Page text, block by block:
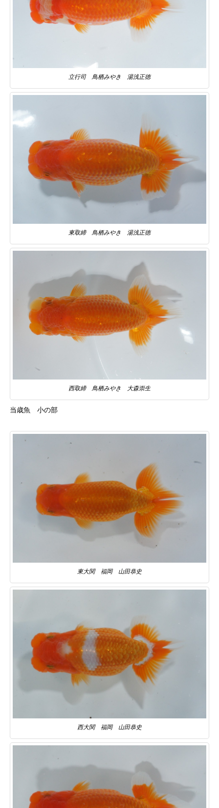
立行司 鳥栖みやき 湯浅正徳
東取締 鳥栖みやき 湯浅正徳
西取締 鳥栖みやき 大森崇生
当歳魚 小の部
東大関 福岡 山田恭史
西大関 福岡 山田恭史